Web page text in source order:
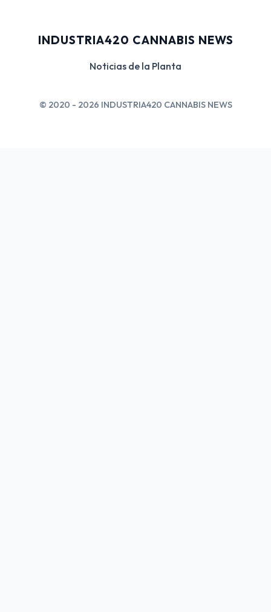
INDUSTRIA420 CANNABIS NEWS
Noticias de la Planta
© 2020 - 2026 INDUSTRIA420 CANNABIS NEWS